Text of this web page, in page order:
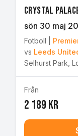
Crystal
sön 30 maj
Fotboll
vs Leeds
Selhurst Park
Från
2 189 kr